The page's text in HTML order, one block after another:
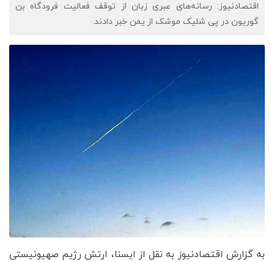
اقتصادنیوز: رسانه‌های عبری زبان از توقف فعالیت فرودگاه بن
گوریون در پی شلیک موشک از یمن خبر دادند.
به گزارش اقتصادنیوز به نقل از ایسنا، ارتش رژیم صهیونیستی